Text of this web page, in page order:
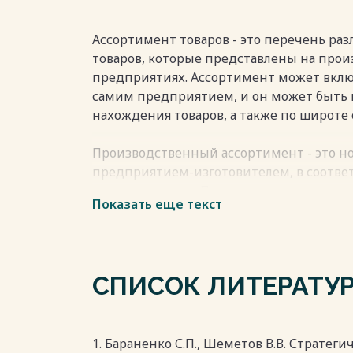
предприятия в целом и поддерживает
Весь текст будет доступенпосле
Ассортимент товаров - это перечень
товаров, которые представлены на
предприятиях. Ассортимент может
самим предприятием, и он может быть
нахождения товаров, а также по широте
Производственный ассортимент - это
предприятием-изготовителем, в
совершенствовать свои технологии
смешанным. Простой ассортимент
видов и наименований товаров,
Показать еще текст
СПИСОК
1. Бараненко С.П., Шеметов В.В.